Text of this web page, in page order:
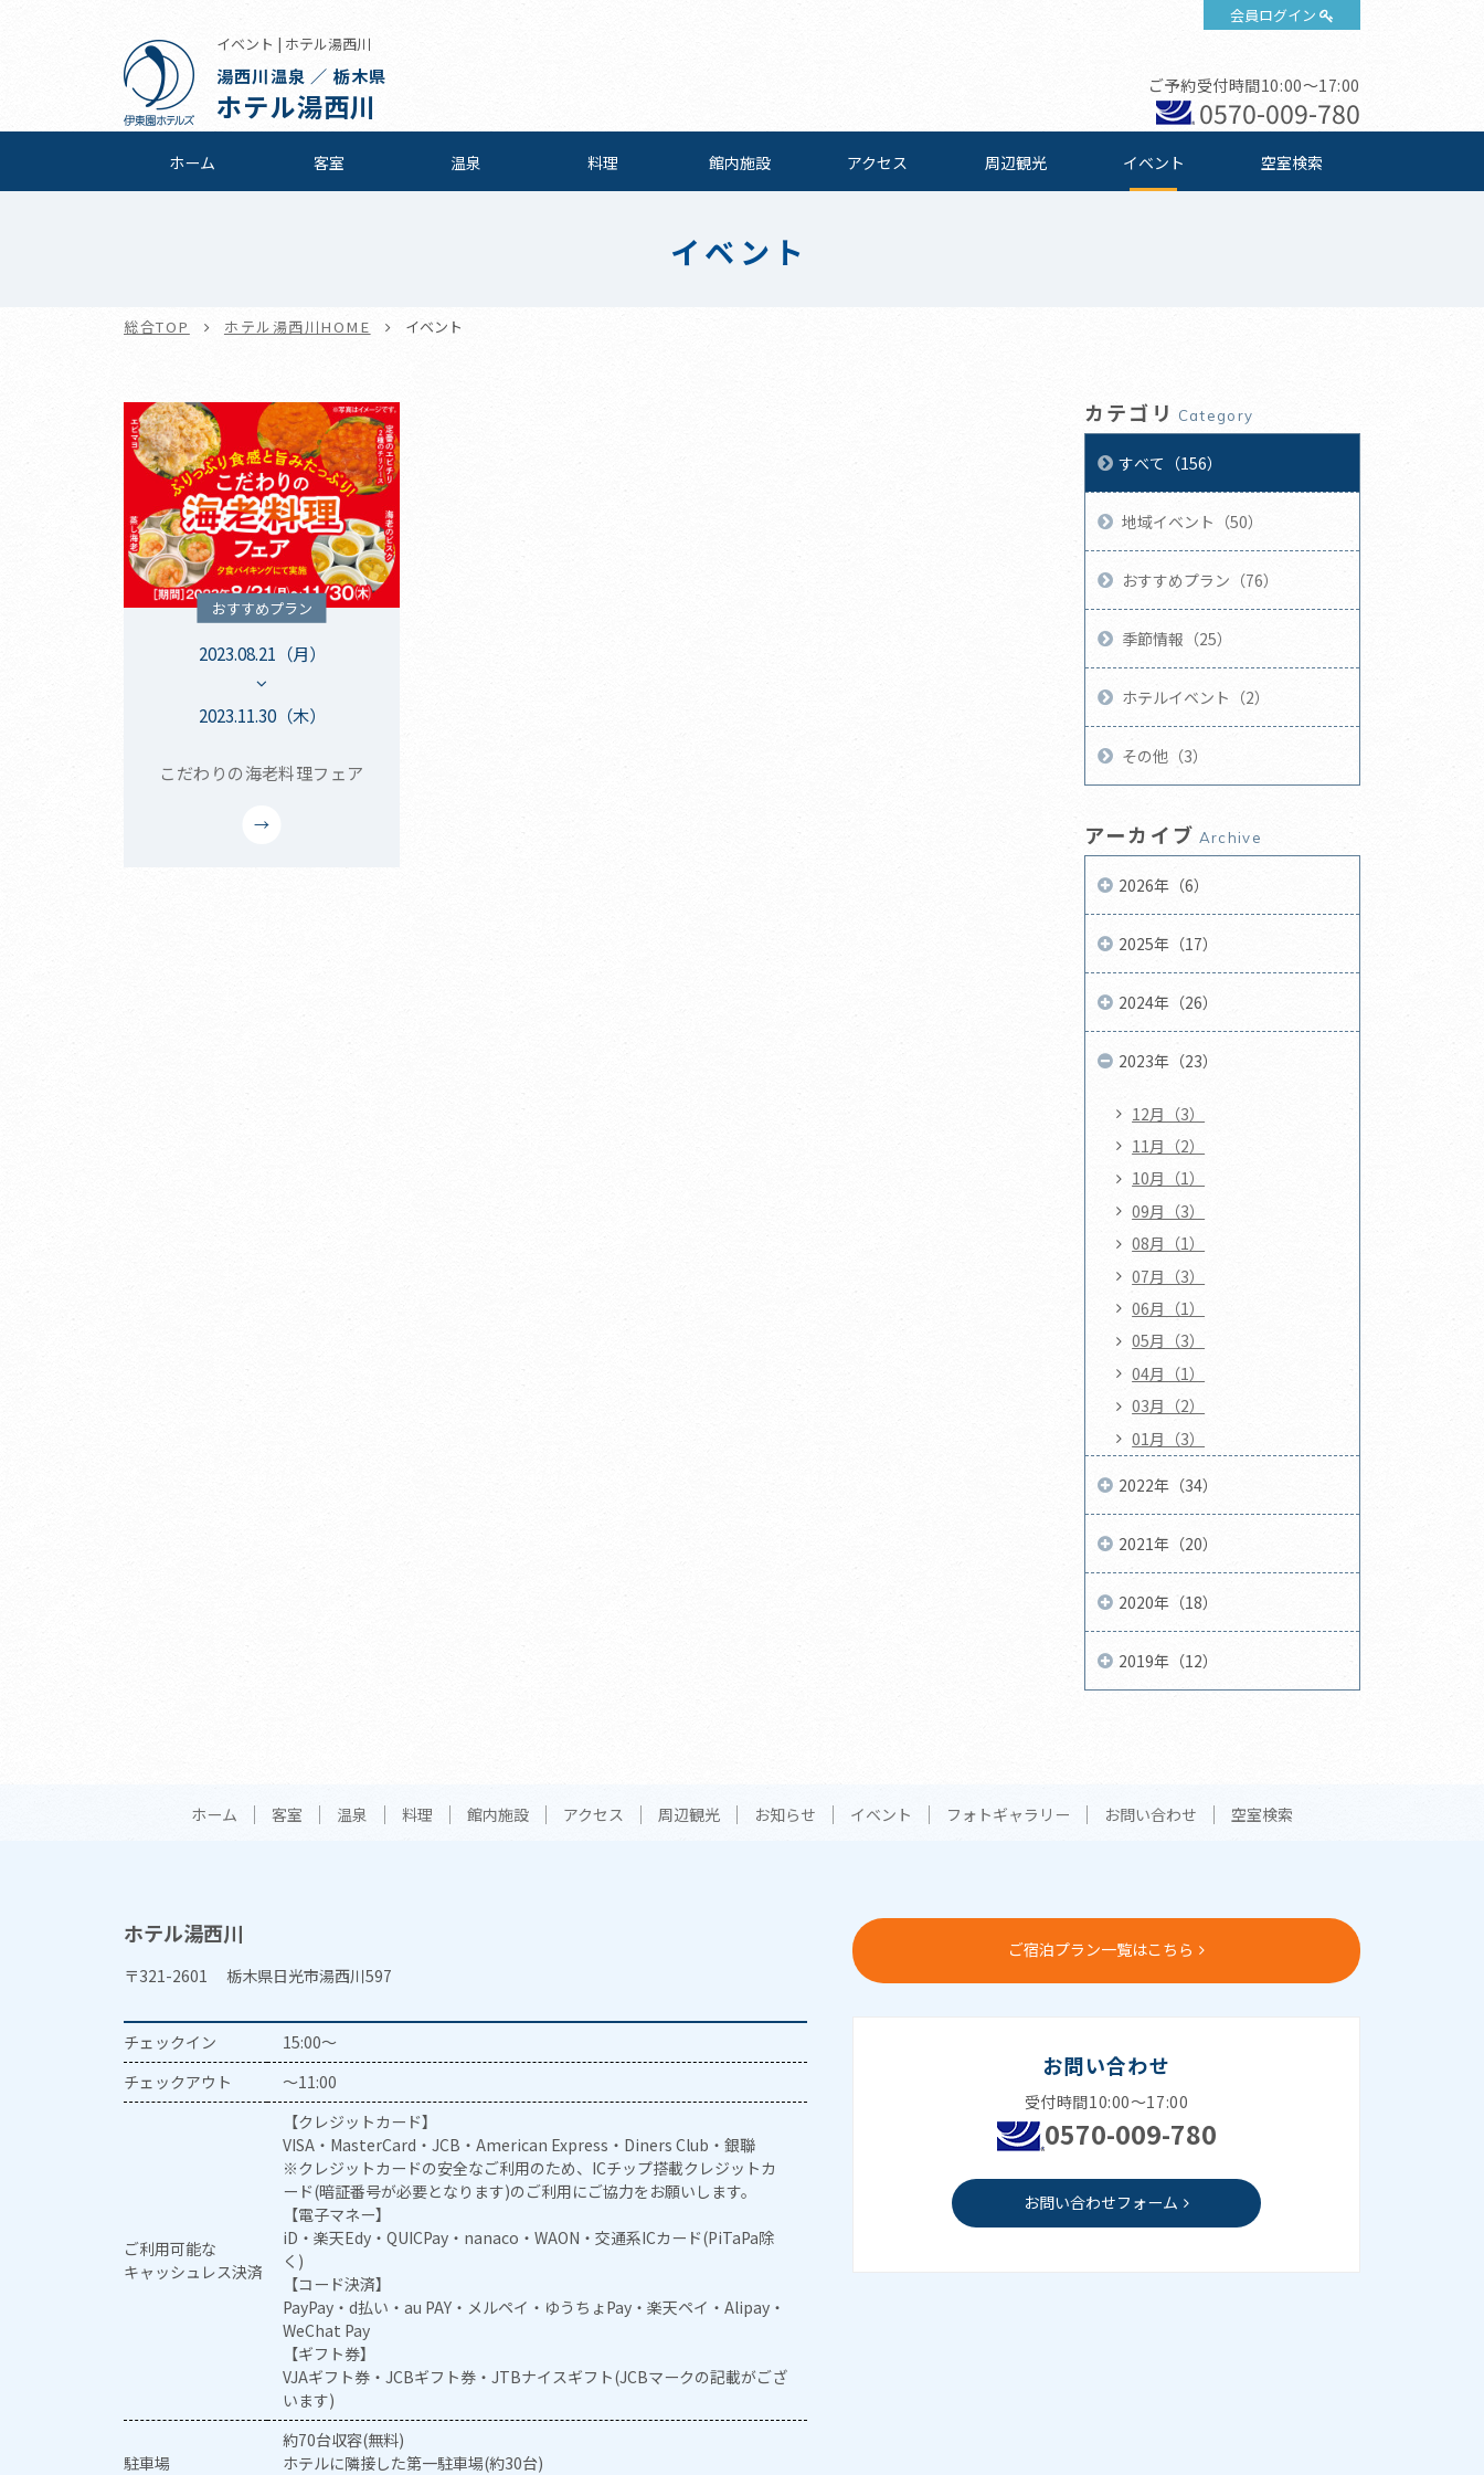
会員ログイン
イベント | ホテル湯西川
湯西川温泉 ／ 栃木県
ホテル湯西川
ご予約受付時間10:00～17:00
0570-009-780
ホーム 客室 温泉 料理 館内施設 アクセス 周辺観光 イベント 空室検索
イベント
総合TOP ホテル湯西川HOME イベント
おすすめプラン
2023.08.21（月）
2023.11.30（木）
こだわりの海老料理フェア
カテゴリ Category
すべて（156）
地域イベント（50）
おすすめプラン（76）
季節情報（25）
ホテルイベント（2）
その他（3）
アーカイブ Archive
2026年（6）
2025年（17）
2024年（26）
2023年（23）
12月（3）
11月（2）
10月（1）
09月（3）
08月（1）
07月（3）
06月（1）
05月（3）
04月（1）
03月（2）
01月（3）
2022年（34）
2021年（20）
2020年（18）
2019年（12）
ホーム 客室 温泉 料理 館内施設 アクセス 周辺観光 お知らせ イベント フォトギャラリー お問い合わせ 空室検索
ホテル湯西川
〒321-2601 栃木県日光市湯西川597
チェックイン
15:00～
チェックアウト
～11:00
ご利用可能な
キャッシュレス決済
【クレジットカード】
VISA・MasterCard・JCB・American Express・Diners Club・銀聯
※クレジットカードの安全なご利用のため、ICチップ搭載クレジットカ
ード(暗証番号が必要となります)のご利用にご協力をお願いします。
【電子マネー】
iD・楽天Edy・QUICPay・nanaco・WAON・交通系ICカード(PiTaPa除
く)
【コード決済】
PayPay・d払い・au PAY・メルペイ・ゆうちょPay・楽天ペイ・Alipay・
WeChat Pay
【ギフト券】
VJAギフト券・JCBギフト券・JTBナイスギフト(JCBマークの記載がござ
います)
駐車場
約70台収容(無料)
ホテルに隣接した第一駐車場(約30台)
ご宿泊プラン一覧はこちら
お問い合わせ
受付時間10:00～17:00
0570-009-780
お問い合わせフォーム